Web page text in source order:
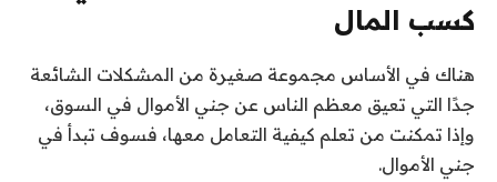
كسب المال
هناك في الأساس مجموعة صغيرة من المشكلات الشائعة
جدًا التي تعيق معظم الناس عن جني الأموال في السوق،
وإذا تمكنت من تعلم كيفية التعامل معها، فسوف تبدأ في
جني الأموال.